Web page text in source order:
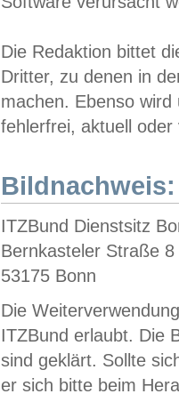
Die Redaktion bittet
Dritter, zu denen in
machen. Ebenso
fehlerfrei, aktuell oder
Bildnachweis:
ITZBund Dienstsitz
Bernkasteler Straße 8
53175 Bonn
Die
ITZBund erlaubt. Die
sind geklärt. Sollte
er sich bitte beim